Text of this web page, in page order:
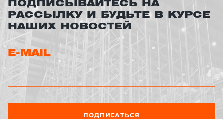
ПОДПИСЫВАЙТЕСЬ НА
РАССЫЛКУ И БУДЬТЕ В КУРСЕ
НАШИХ НОВОСТЕЙ
E-MAIL
ПОДПИСАТЬСЯ